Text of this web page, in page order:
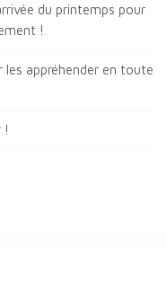
du printemps pour
!
les appréhender en toute
!